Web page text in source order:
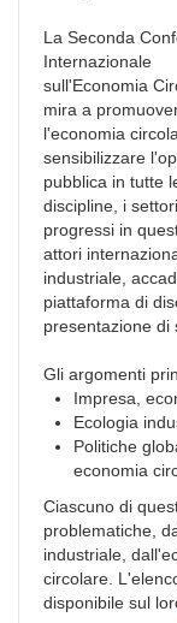
La Seconda
Internazionale
sull'Economia
mira a
l'economia
sensibilizzare
pubblica in tutte
discipline, i
progressi in
attori
industriale,
piattaforma di
presentazione di
Gli argomenti
Impresa,
Ecologia
Politiche
economia
Ciascuno di
problematiche,
industriale,
circolare.
disponibile sul